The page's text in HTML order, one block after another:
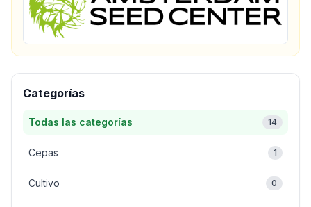
Categorías
Todas las categorías 14
Cepas 1
Cultivo 0